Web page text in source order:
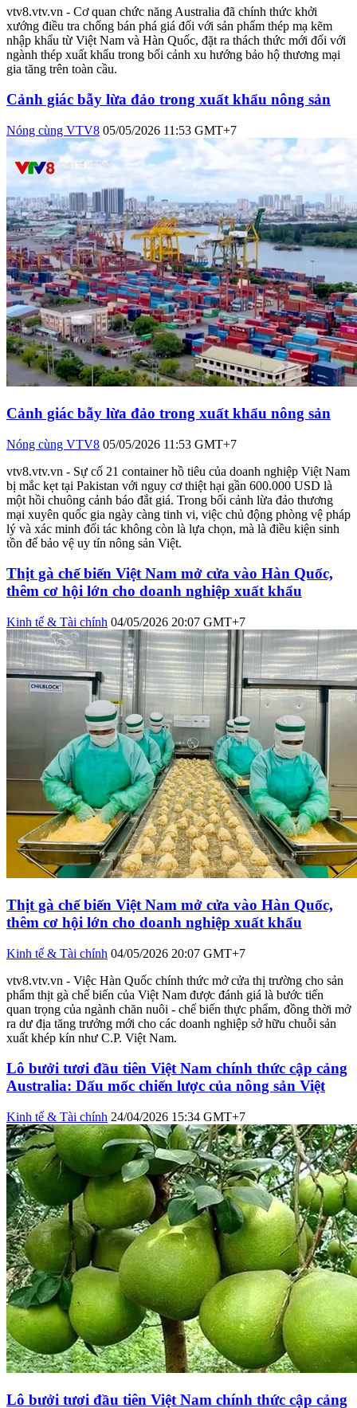
vtv8.vtv.vn - Cơ quan chức năng Australia đã chính thức khởi
xướng điều tra chống bán phá giá đối với sản phẩm thép mạ kẽm
nhập khẩu từ Việt Nam và Hàn Quốc, đặt ra thách thức mới đối với
ngành thép xuất khẩu trong bối cảnh xu hướng bảo hộ thương mại
gia tăng trên toàn cầu.
Cảnh giác bẫy lừa đảo trong xuất khẩu nông sản
Nóng cùng VTV8 05/05/2026 11:53 GMT+7
Cảnh giác bẫy lừa đảo trong xuất khẩu nông sản
Nóng cùng VTV8 05/05/2026 11:53 GMT+7
vtv8.vtv.vn - Sự cố 21 container hồ tiêu của doanh nghiệp Việt Nam
bị mắc kẹt tại Pakistan với nguy cơ thiệt hại gần 600.000 USD là
một hồi chuông cảnh báo đắt giá. Trong bối cảnh lừa đảo thương
mại xuyên quốc gia ngày càng tinh vi, việc chủ động phòng vệ pháp
lý và xác minh đối tác không còn là lựa chọn, mà là điều kiện sinh
tồn để bảo vệ uy tín nông sản Việt.
Thịt gà chế biến Việt Nam mở cửa vào Hàn Quốc,
thêm cơ hội lớn cho doanh nghiệp xuất khẩu
Kinh tế & Tài chính 04/05/2026 20:07 GMT+7
Thịt gà chế biến Việt Nam mở cửa vào Hàn Quốc,
thêm cơ hội lớn cho doanh nghiệp xuất khẩu
Kinh tế & Tài chính 04/05/2026 20:07 GMT+7
vtv8.vtv.vn - Việc Hàn Quốc chính thức mở cửa thị trường cho sản
phẩm thịt gà chế biến của Việt Nam được đánh giá là bước tiến
quan trọng của ngành chăn nuôi - chế biến thực phẩm, đồng thời mở
ra dư địa tăng trưởng mới cho các doanh nghiệp sở hữu chuỗi sản
xuất khép kín như C.P. Việt Nam.
Lô bưởi tươi đầu tiên Việt Nam chính thức cập cảng
Australia: Dấu mốc chiến lược của nông sản Việt
Kinh tế & Tài chính 24/04/2026 15:34 GMT+7
Lô bưởi tươi đầu tiên Việt Nam chính thức cập cảng